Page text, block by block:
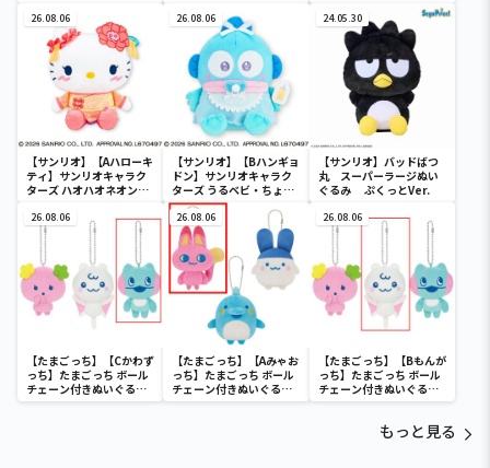
SOFVIMATES～マイメロ
ディ マーメイドver. ～
26.08.06
【サンリオ】【Aハローキ
ティ】サンリオキャラク
ターズ ハオハオネオンタ
26.08.06
【サンリオ】【Bハンギョ
ドン】サンリオキャラク
ターズ うるベビ・ちょい
デカドール
24.05.30
【サンリオ】バッドばつ
丸 スーパーラージぬい
ぐるみ ぷくっとVer.
26.08.06
【たまごっち】【Cかわず
っち】たまごっち ボール
チェーン付きぬいぐるみ
～Tamagotchi
26.08.06
【たまごっち】【Aみゃお
っち】たまごっち ボール
チェーン付きぬいぐるみ
～Tamagotchi
26.08.06
【たまごっち】【Bもんが
っち】たまごっち ボール
チェーン付きぬいぐるみ
～Tamagotchi
もっと見る